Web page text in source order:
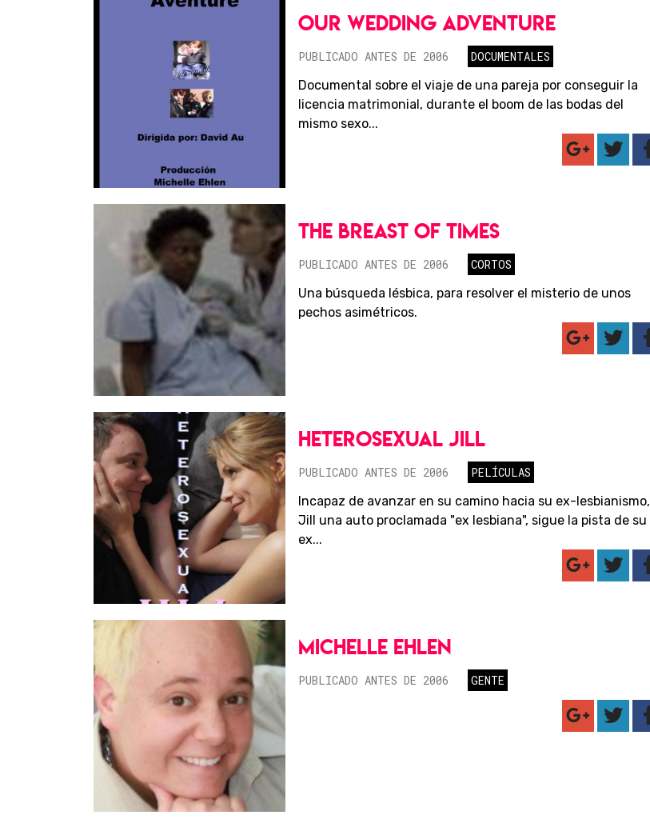
OUR WEDDING ADVENTURE
PUBLICADO ANTES DE 2006
DOCUMENTALES
Documental sobre el viaje de una pareja por conseguir la
licencia matrimonial, durante el boom de las bodas del
mismo sexo...
THE BREAST OF TIMES
PUBLICADO ANTES DE 2006
CORTOS
Una búsqueda lésbica, para resolver el misterio de unos
pechos asimétricos.
HETEROSEXUAL JILL
PUBLICADO ANTES DE 2006
PELÍCULAS
Incapaz de avanzar en su camino hacia su ex-lesbianismo,
Jill una auto proclamada "ex lesbiana", sigue la pista de su
ex...
MICHELLE EHLEN
PUBLICADO ANTES DE 2006 GENTE